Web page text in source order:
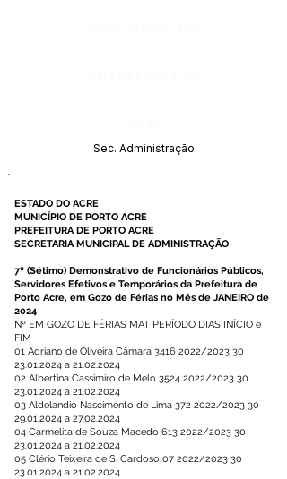
Sec. Administração
ESTADO DO ACRE
MUNICÍPIO DE PORTO ACRE
PREFEITURA DE PORTO ACRE
SECRETARIA MUNICIPAL DE ADMINISTRAÇÃO
7º (Sétimo) Demonstrativo de Funcionários Públicos,
Servidores Efetivos e Temporários da Prefeitura de
Porto Acre, em Gozo de Férias no Mês de JANEIRO de
2024
Nº EM GOZO DE FÉRIAS MAT PERÍODO DIAS INÍCIO e
FIM
01 Adriano de Oliveira Câmara 3416 2022/2023 30
23.01.2024 a 21.02.2024
02 Albertina Cassimiro de Melo 3524 2022/2023 30
23.01.2024 a 21.02.2024
03 Aldelandio Nascimento de Lima 372 2022/2023 30
29.01.2024 a 27.02.2024
04 Carmelita de Souza Macedo 613 2022/2023 30
23.01.2024 a 21.02.2024
05 Clério Teixeira de S. Cardoso 07 2022/2023 30
23.01.2024 a 21.02.2024